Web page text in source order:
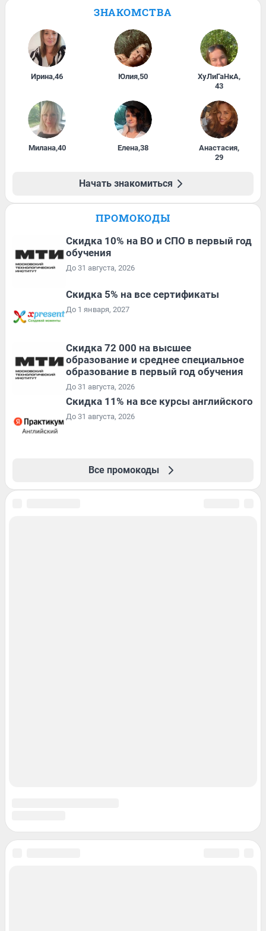
ЗНАКОМСТВА
Ирина,46 Юлия,50 ХуЛиГаНкА,
43
Милана,40 Елена,38 Анастасия,
29
Начать знакомиться
ПРОМОКОДЫ
Скидка 10% на ВО и СПО в первый год
обучения
До 31 августа, 2026
Скидка 5% на все сертификаты
До 1 января, 2027
Скидка 72 000 на высшее
образование и среднее специальное
образование в первый год обучения
До 31 августа, 2026
Скидка 11% на все курсы английского
До 31 августа, 2026
Все промокоды